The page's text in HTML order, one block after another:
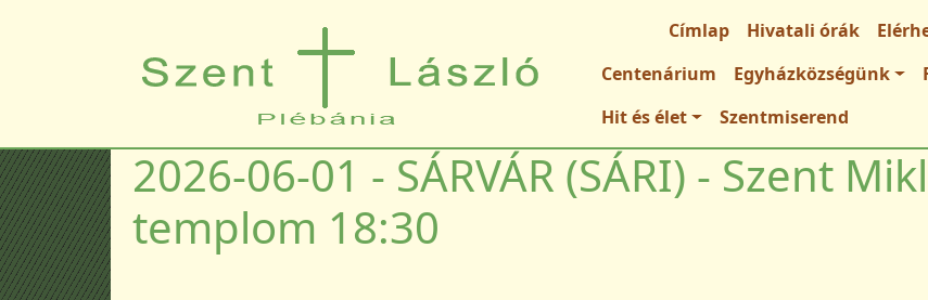
Fő navigációCímlap Hivatali órák
Centenárium
Egyházközségünk
Hit és élet
Szentmiserend
2026-06-01 - SÁRVÁR (SÁRI) - Szent
templom 18:30